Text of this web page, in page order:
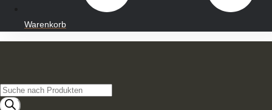
Warenkorb
Products
search